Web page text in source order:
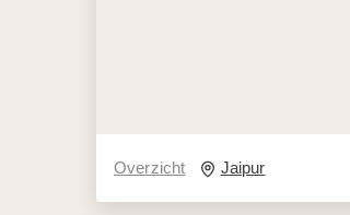
Overzicht Jaipur